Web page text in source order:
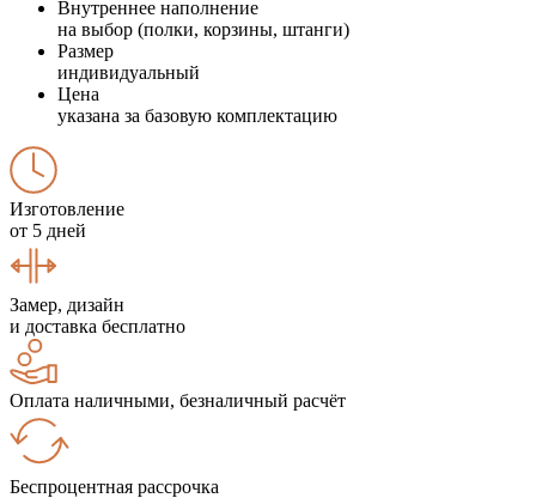
Внутреннее наполнение
на выбор (полки, корзины, штанги)
Размер
индивидуальный
Цена
указана за базовую комплектацию
Изготовление
от 5 дней
Замер, дизайн
и доставка бесплатно
Оплата наличными, безналичный расчёт
Беспроцентная рассрочка